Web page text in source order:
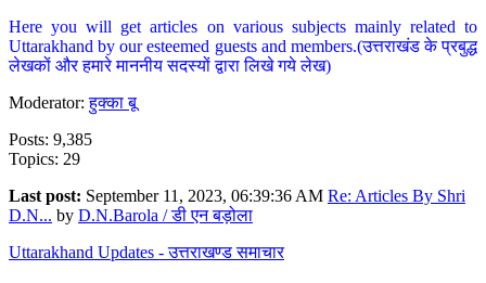
Here you will get articles on various subjects mainly related to
Uttarakhand by our esteemed guests and members.(उत्तराखंड के प्रबुद्ध
लेखकों और हमारे माननीय सदस्यों द्वारा लिखे गये लेख)
Moderator:हुक्का बू
Posts: 9,385
Topics: 29
Last post: September 11, 2023, 06:39:36 AM Re: Articles By Shri
D.N... by D.N.Barola / डी एन बड़ोला
Uttarakhand Updates - उत्तराखण्ड समाचार